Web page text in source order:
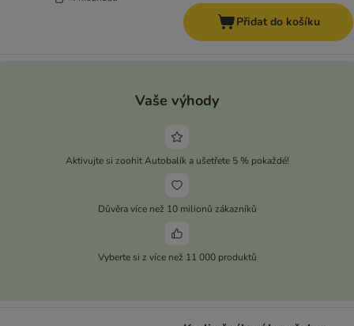
Přidat do košíku
Vaše výhody
Aktivujte si zoohit Autobalík a ušetřete 5 % pokaždé!
Důvěra více než 10 milionů zákazníků
Vyberte si z více než 11 000 produktů